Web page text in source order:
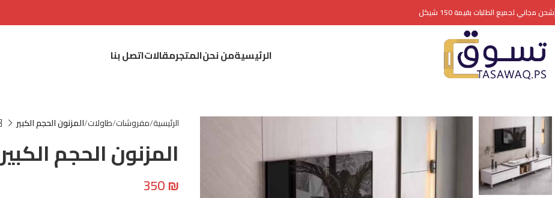
شحن مجاني لجميع الطلبات بقيمة 150 شيكل
الرئيسيةمن نحنالمتجرمقالاتاتصل بنا
الرئيسية مفروشات طاولات المزنون الحجم الكبير
المزنون الحجم الكبير
350₪